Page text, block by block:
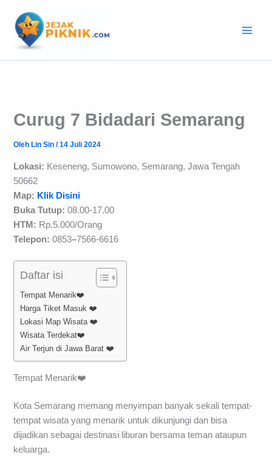
konten
Curug 7 Bidadari Semarang
Oleh Lin Sin/14 Juli 2024
Lokasi: Keseneng, Sumowono, Semarang, Jawa Tengah
50662
Map: Klik Disini
Buka Tutup:08.00-17.00
HTM: Rp.5.000/Orang
Telepon:0853–7566-6616
Daftar isi
Tempat Menarik❤️
Harga Tiket Masuk ❤️
Lokasi Map Wisata ❤️
Wisata Terdekat❤️
Air Terjun di Jawa Barat ❤️
Tempat Menarik❤️
Kota Semarang memang menyimpan banyak sekali tempat-
tempat wisata yang menarik untuk dikunjungi dan bisa
dijadikan sebagai destinasi liburan bersama teman ataupun
keluarga.